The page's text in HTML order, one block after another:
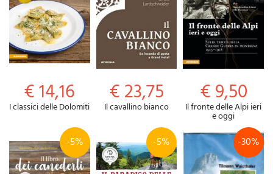
€ 14,16
I classici delle Dolomiti
€ 23,75
Il cavallino bianco
€ 9,50
Il fronte delle Alpi ieri
e oggi
-5% -5% -30%